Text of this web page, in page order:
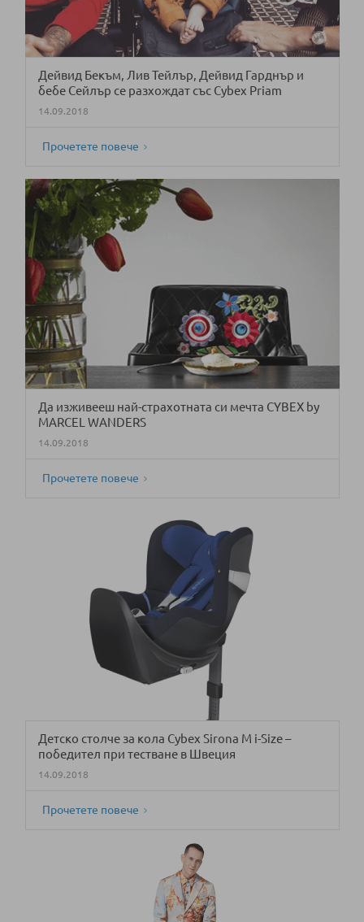
Дейвид Бекъм, Лив Тейлър, Дейвид Гарднър и
бебе Сейлър се разхождат със Cybex Priam
14.09.2018
Прочетете повече
Да изживееш най-страхотната си мечта CYBEX by
MARCEL WANDERS
14.09.2018
Прочетете повече
Детско столче за кола Cybex Sirona M i-Size –
победител при тестване в Швеция
14.09.2018
Прочетете повече